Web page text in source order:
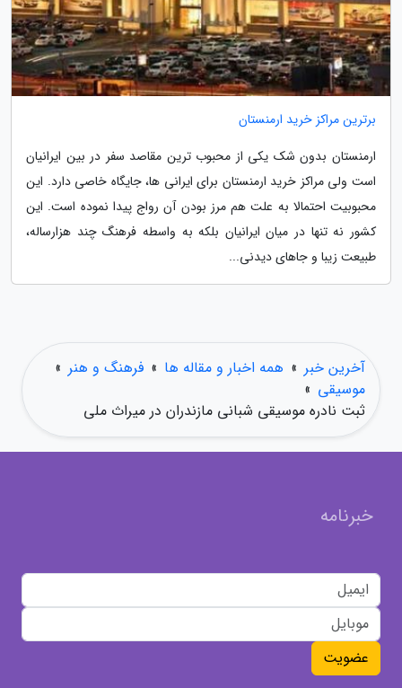
برترین مراکز خرید ارمنستان
ارمنستان بدون شک یکی از محبوب ترین مقاصد سفر در بین ایرانیان
است ولی مراکز خرید ارمنستان برای ایرانی ها، جایگاه خاصی دارد. این
محبوبیت احتمالا به علت هم مرز بودن آن رواج پیدا نموده است. این
کشور نه تنها در میان ایرانیان بلکه به واسطه فرهنگ چند هزارساله،
طبیعت زیبا و جاهای دیدنی...
آخرین خبر » همه اخبار و مقاله ها » فرهنگ و هنر »
موسیقی »
ثبت نادره موسیقی شبانی مازندران در میراث ملی
خبرنامه
عضویت